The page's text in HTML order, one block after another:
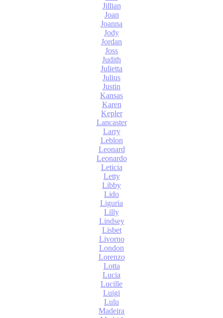
Jillian
Joan
Joanna
Jody
Jordan
Joss
Judith
Julietta
Julius
Justin
Kansas
Karen
Kepler
Lancaster
Larry
Leblon
Leonard
Leonardo
Leticia
Letty
Libby
Lido
Liguria
Lilly
Lindsey
Lisbet
Livorno
London
Lorenzo
Lotta
Lucia
Lucille
Luigi
Lulu
Madeira